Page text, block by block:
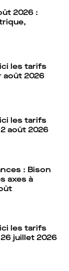
2026 :
les tarifs
août 2026
les tarifs
août 2026
: Bison
axes à
les tarifs
juillet 2026